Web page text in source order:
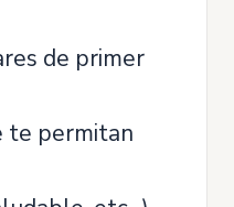
de primer
te permitan